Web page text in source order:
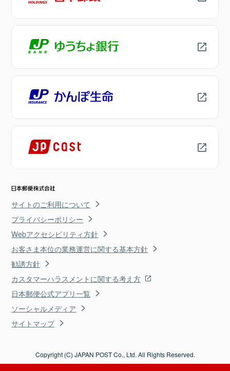
サイトのご利用について
プライバシーポリシー
Webアクセシビリティ方針
お客さま本位の業務運営に関する基本方針
勧誘方針
カスタマーハラスメントに関する考え方
日本郵便公式アプリ一覧
ソーシャルメディア
サイトマップ
Copyright (C) JAPAN POST Co., Ltd. All Rights Reserved.